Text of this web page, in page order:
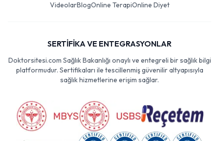
VideolarBlogOnline TerapiOnline Diyet
SERTİFİKA VE ENTEGRASYONLAR
Doktorsitesi.com Sağlık Bakanlığı onaylı ve entegreli bir sağlık bilgi
platformudur. Sertifikaları ile tescillenmiş güvenilir altyapısıyla
sağlık hizmetlerine erişim sağlar.